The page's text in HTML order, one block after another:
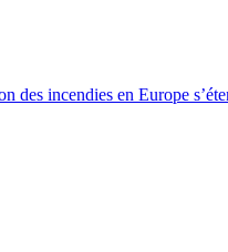
des incendies en Europe